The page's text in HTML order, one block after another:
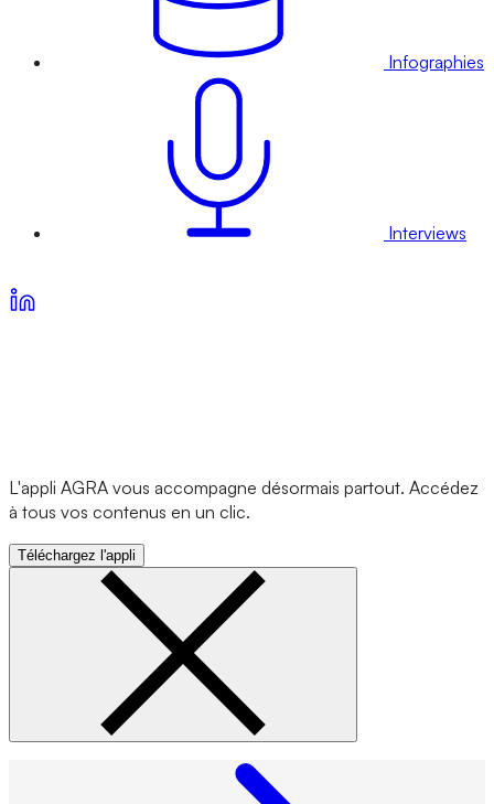
Infographies
Interviews
L'appli AGRA vous accompagne désormais partout. Accédez
à tous vos contenus en un clic.
Téléchargez l'appli